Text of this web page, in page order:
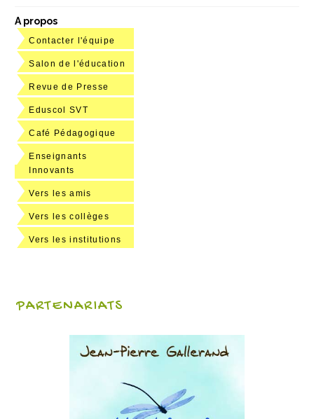
A propos
Contacter l'équipe
Salon de l'éducation
Revue de Presse
Eduscol SVT
Café Pédagogique
Enseignants
Innovants
Vers les amis
Vers les collèges
Vers les institutions
PARTENARIATS